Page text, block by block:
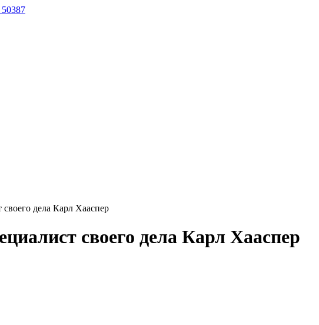
50387
дела Карл Хааспер
своего дела Карл Хааспер